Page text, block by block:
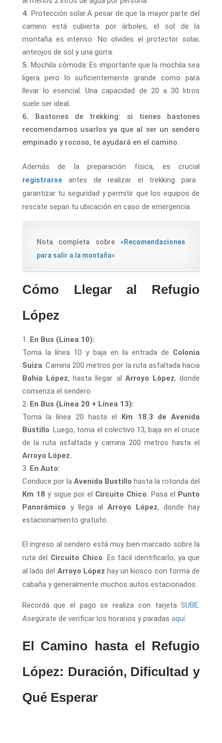
Protección solar:A pesar de que la mayor parte del
camino está cubierta por árboles, el sol de la
montaña es intenso. No olvides el protector solar,
anteojos de sol y una gorra.
Mochila cómoda: Es importante que la mochila sea
ligera pero lo suficientemente grande como para
llevar lo esencial. Una capacidad de 20 a 30 litros
suele ser ideal.
Bastones de trekking: si tienes bastones
recomendamos usarlos ya que al ser un sendero
empinado y rocoso, te ayudará en el camino.
Además de la preparación física, es crucial
registrarse
antes de realizar el trekking para
garantizar tu seguridad y permitir que los equipos de
rescate sepan tu ubicación en caso de emergencia.
Nota completa sobre « Recomendaciones
para salir a la montaña«
Cómo Llegar al Refugio
López
En Bus (Línea 10):
Toma la línea 10 y baja en la entrada de Colonia
Suiza. Camina 200 metros por la ruta asfaltada hacia
Bahía López, hasta llegar al Arroyo López, donde
comienza el sendero.
En Bus (Línea 20 + Línea 13):
Toma la línea 20 hasta el Km 18.3 de Avenida
Bustillo. Luego, toma el colectivo 13, baja en el cruce
de la ruta asfaltada y camina 200 metros hasta el
Arroyo López.
En Auto:
Conduce por la Avenida Bustillo hasta la rotonda del
Km 18 y sigue por el Circuito Chico. Pasa el Punto
Panorámico y llega alArroyo López, donde hay
estacionamiento gratuito.
El ingreso al sendero está muy bien marcado sobre la
ruta del Circuito Chico. Es fácil identificarlo, ya que
al lado del Arroyo López hay un kiosco con forma de
cabaña y generalmente muchos autos estacionados.
Recordá que el pago se realiza con tarjeta SUBE.
Asegúrate de verificar los horarios y paradas aquí.
El Camino hasta el Refugio
López: Duración, Dificultad y
Qué Esperar